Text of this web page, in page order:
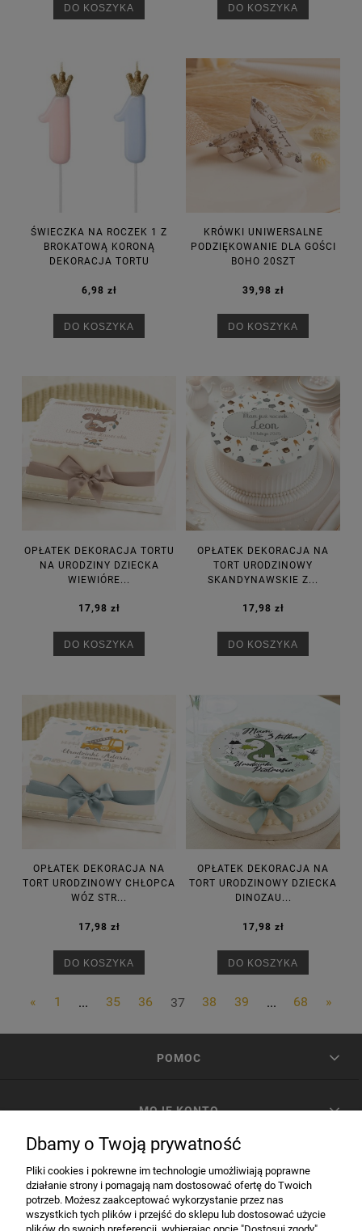
DO KOSZYKA DO KOSZYKA
ŚWIECZKA NA ROCZEK 1 Z
BROKATOWĄ KORONĄ
DEKORACJA TORTU
6,98 zł
DO KOSZYKA
KRÓWKI UNIWERSALNE
PODZIĘKOWANIE DLA GOŚCI
BOHO 20SZT
39,98 zł
DO KOSZYKA
OPŁATEK DEKORACJA TORTU
NA URODZINY DZIECKA
WIEWIÓRE...
17,98 zł
DO KOSZYKA
OPŁATEK DEKORACJA NA
TORT URODZINOWY
SKANDYNAWSKIE Z...
17,98 zł
DO KOSZYKA
OPŁATEK DEKORACJA NA
TORT URODZINOWY CHŁOPCA
WÓZ STR...
17,98 zł
DO KOSZYKA
OPŁATEK DEKORACJA NA
TORT URODZINOWY DZIECKA
DINOZAU...
17,98 zł
DO KOSZYKA
« 1 ... 35 36 37 38 39 ... 68 »
POMOC
MOJE KONTO
INFORMACJE
Dbamy o Twoją prywatność
Pliki cookies i pokrewne im technologie umożliwiają poprawne
działanie strony i pomagają nam dostosować ofertę do Twoich
potrzeb. Możesz zaakceptować wykorzystanie przez nas
wszystkich tych plików i przejść do sklepu lub dostosować użycie